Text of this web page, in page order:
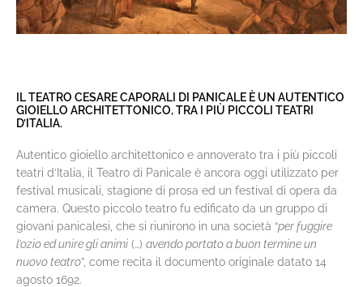
IL TEATRO CESARE CAPORALI DI PANICALE È UN AUTENTICO
GIOIELLO ARCHITETTONICO, TRA I PIÙ PICCOLI TEATRI
D’ITALIA.
Autentico gioiello architettonico e annoverato tra i più piccoli
teatri d’Italia, il Teatro di Panicale è ancora oggi utilizzato per
festival musicali, stagione di prosa ed un festival di opera da
camera. Questo piccolo teatro fu edificato da un gruppo di
giovani panicalesi, che si riunirono in una società “per fuggire
l’ozio ed unire gli animi (…) avendo portato a buon termine un
nuovo teatro”, come recita il documento originale datato 14
agosto 1692.